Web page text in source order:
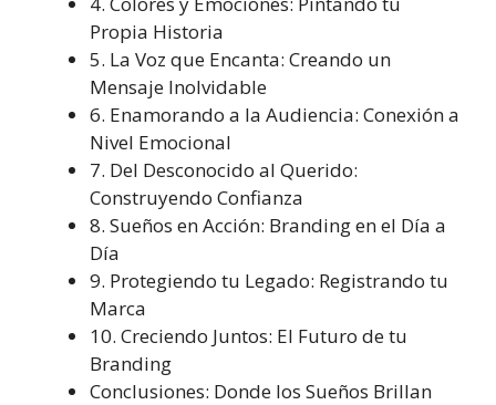
Propia Historia
5. La Voz que Encanta: Creando un
Mensaje Inolvidable
6. Enamorando a la Audiencia: Conexión a
Nivel Emocional
7. Del Desconocido al Querido:
Construyendo Confianza
8. Sueños en Acción: Branding en el Día a
Día
9. Protegiendo tu Legado: Registrando tu
Marca
10. Creciendo Juntos: El Futuro de tu
Branding
Conclusiones: Donde los Sueños Brillan